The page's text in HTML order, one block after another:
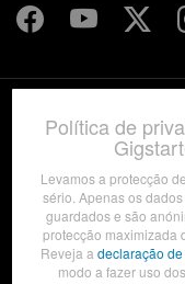
Termos
© 2012-
Política de
Levamos a protecção
sério. Apenas os
guardados e são
protecção maximizada
Reveja adeclaração
modo a fazer uso